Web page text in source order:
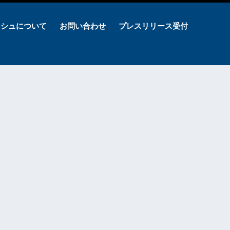
ュについて お問い合わせ プレスリリース受付